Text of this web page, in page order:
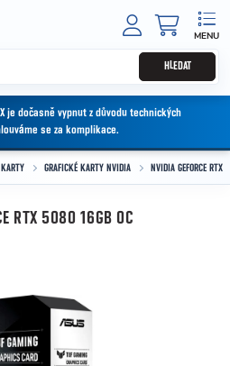
HLEDAT
je dočasně vypnut z důvodu technických
se za komplikace.
GRAFICKÉ KARTY NVIDIA NVIDIA GEFORCE RTX
RTX 5080 16GB OC